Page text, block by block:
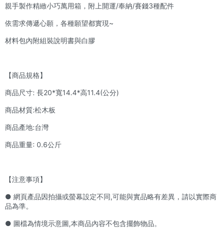
親手製作精緻小巧萬用箱，附上開運/奉納/賽錢3種配件
依需求傳遞心願，各種願望都實現~
材料包內附組裝說明書與白膠
【商品規格】
商品尺寸: 長20*寬14.4*高11.4(公分)
商品材質:松木板
商品產地:台灣
商品重量: 0.6公斤
【注意事項】
● 網頁產品因拍攝或螢幕設定不同,可能與實品略有差異，請以實際商
品為準。
● 圖檔為情境示意圖,本商品內容不包含擺飾物品。